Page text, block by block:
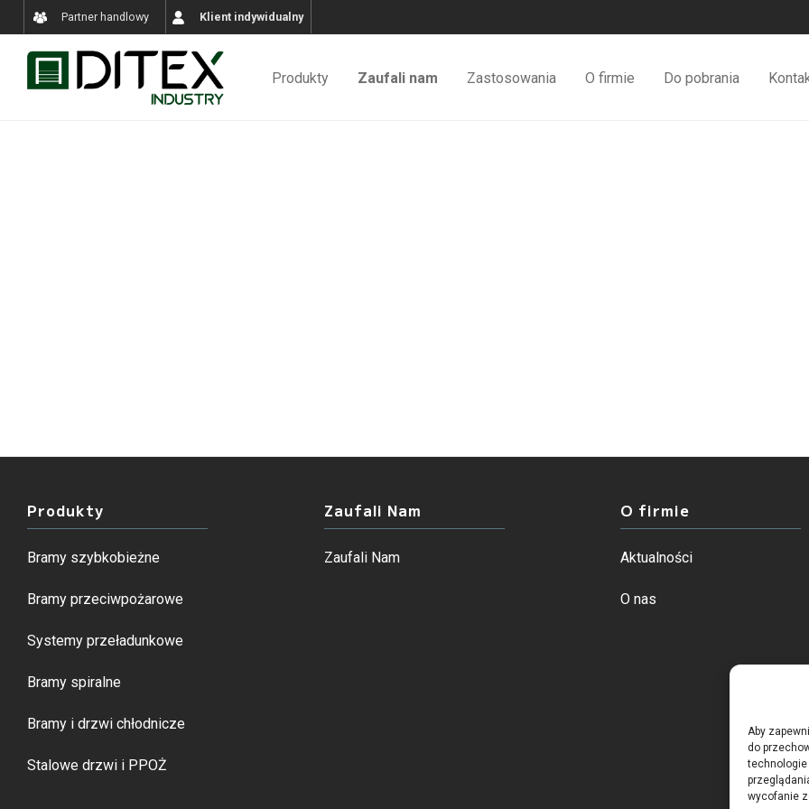
Aby
do
technologie
wycofanie
Partner handlowy Klient indywidualny
Produkty Zaufali nam Zastosowania O firmie Do pobrania
Produkty
Bramy szybkobieżne
Bramy przeciwpożarowe
Systemy przeładunkowe
Bramy spiralne
Bramy i drzwi chłodnicze
Stalowe drzwi i PPOŻ
Zaufali Nam
Zaufali Nam
O firmie
Aktualności
O nas